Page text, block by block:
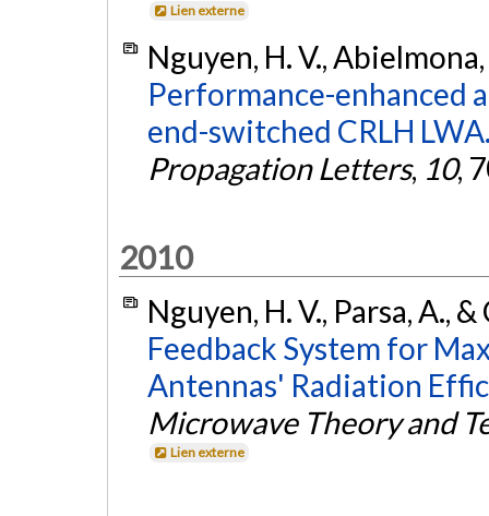
Lien externe
Nguyen, H. V.,
Performance-enhanced
end-switched CRLH
Propagation Letters, 10,
2010
Nguyen, H. V., Parsa, A.,
Feedback System for
Antennas' Radiation
Microwave Theory and
Lien externe